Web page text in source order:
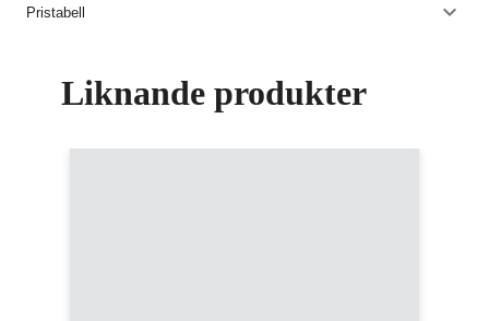
Pristabell
Liknande produkter